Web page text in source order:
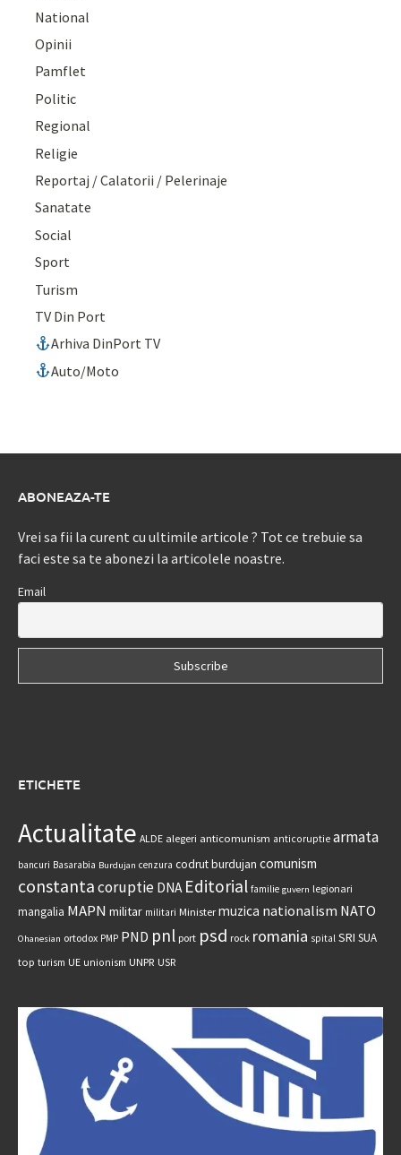
National
Opinii
Pamflet
Politic
Regional
Religie
Reportaj / Calatorii / Pelerinaje
Sanatate
Social
Sport
Turism
TV Din Port
Arhiva DinPort TV
Auto/Moto
ABONEAZA-TE
Vrei sa fii la curent cu ultimile articole ? Tot ce trebuie sa
faci este sa te abonezi la articolele noastre.
Email
ETICHETE
Actualitate ALDE alegeri anticomunism anticoruptie armata
bancuri Basarabia Burdujan cenzura codrut burdujan comunism
constantacoruptie DNA Editorial familie guvern legionari
mangalia MAPN militar militari Minister muzica nationalism NATO
Ohanesian ortodox PMP PND pnl port psd rock romania spital SRI SUA
top turism UE unionism UNPR USR